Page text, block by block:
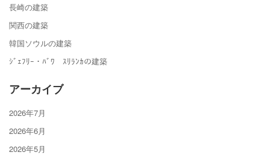
長崎の建築
関西の建築
韓国ソウルの建築
ｼﾞｪﾌﾘｰ・ﾊﾞﾜ ｽﾘﾗﾝｶの建築
アーカイブ
2026年7月
2026年6月
2026年5月